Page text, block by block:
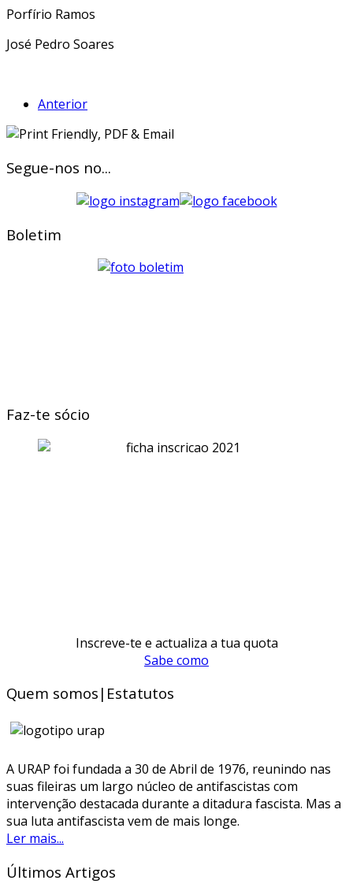
Porfírio Ramos
José Pedro Soares
Anterior
Segue-nos no...
Boletim
Faz-te sócio
Inscreve-te e actualiza a tua quota
Sabe como
Quem somos|Estatutos
A URAP foi fundada a 30 de Abril de 1976, reunindo nas
suas fileiras um largo núcleo de antifascistas com
intervenção destacada durante a ditadura fascista. Mas a
sua luta antifascista vem de mais longe.
Ler mais...
Últimos Artigos